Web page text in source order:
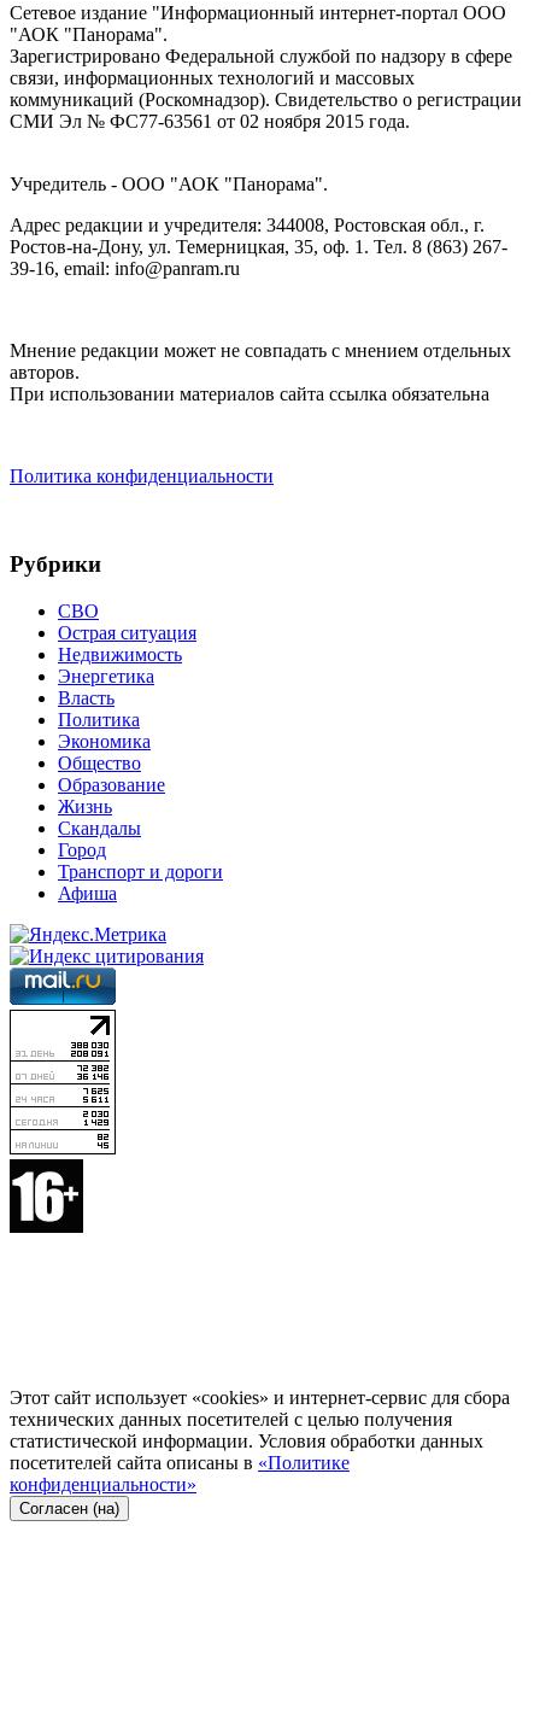
Сетевое издание "Информационный интернет-портал ООО
"АОК "Панорама".
Зарегистрировано Федеральной службой по надзору в сфере
связи, информационных технологий и массовых
коммуникаций (Роскомнадзор). Cвидетельство о регистрации
СМИ Эл № ФС77-63561 от 02 ноября 2015 года.
Учредитель - ООО "АОК "Панорама".
Адрес редакции и учредителя: 344008, Ростовская обл., г.
Ростов-на-Дону, ул. Темерницкая, 35, оф. 1. Тел. 8 (863) 267-
39-16, email: info@panram.ru
Мнение редакции может не совпадать с мнением отдельных
авторов.
При использовании материалов сайта ссылка обязательна
Политика конфиденциальности
Рубрики
СВО
Острая ситуация
Недвижимость
Энергетика
Власть
Политика
Экономика
Общество
Образование
Жизнь
Скандалы
Город
Транспорт и дороги
Афиша
Этот сайт использует «cookies» и интернет-сервис для сбора
технических данных посетителей с целью получения
статистической информации. Условия обработки данных
посетителей сайта описаны в «Политике
конфиденциальности»
Согласен (на)